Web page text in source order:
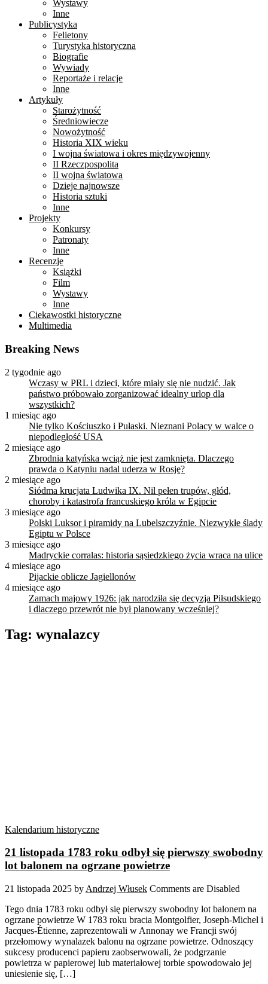
Wystawy
Inne
Publicystyka
Felietony
Turystyka historyczna
Biografie
Wywiady
Reportaże i relacje
Inne
Artykuły
Starożytność
Średniowiecze
Nowożytność
Historia XIX wieku
I wojna światowa i okres międzywojenny
II Rzeczpospolita
II wojna światowa
Dzieje najnowsze
Historia sztuki
Inne
Projekty
Konkursy
Patronaty
Inne
Recenzje
Książki
Film
Wystawy
Inne
Ciekawostki historyczne
Multimedia
Breaking News
2 tygodnie ago
Wczasy w PRL i dzieci, które miały się nie nudzić. Jak
państwo próbowało zorganizować idealny urlop dla
wszystkich?
1 miesiąc ago
Nie tylko Kościuszko i Pułaski. Nieznani Polacy w walce o
niepodległość USA
2 miesiące ago
Zbrodnia katyńska wciąż nie jest zamknięta. Dlaczego
prawda o Katyniu nadal uderza w Rosję?
2 miesiące ago
Siódma krucjata Ludwika IX. Nil pełen trupów, głód,
choroby i katastrofa francuskiego króla w Egipcie
3 miesiące ago
Polski Luksor i piramidy na Lubelszczyźnie. Niezwykłe ślady
Egiptu w Polsce
3 miesiące ago
Madryckie corralas: historia sąsiedzkiego życia wraca na ulice
4 miesiące ago
Pijackie oblicze Jagiellonów
4 miesiące ago
Zamach majowy 1926: jak narodziła się decyzja Piłsudskiego
i dlaczego przewrót nie był planowany wcześniej?
Tag: wynalazcy
Kalendarium historyczne
21 listopada 1783 roku odbył się pierwszy swobodny
lot balonem na ogrzane powietrze
21 listopada 2025 by Andrzej Włusek Comments are Disabled
Tego dnia 1783 roku odbył się pierwszy swobodny lot balonem na
ogrzane powietrze W 1783 roku bracia Montgolfier, Joseph-Michel i
Jacques-Étienne, zaprezentowali w Annonay we Francji swój
przełomowy wynalazek balonu na ogrzane powietrze. Odnoszący
sukcesy producenci papieru zaobserwowali, że podgrzanie
powietrza w papierowej lub materiałowej torbie spowodowało jej
uniesienie się, […]